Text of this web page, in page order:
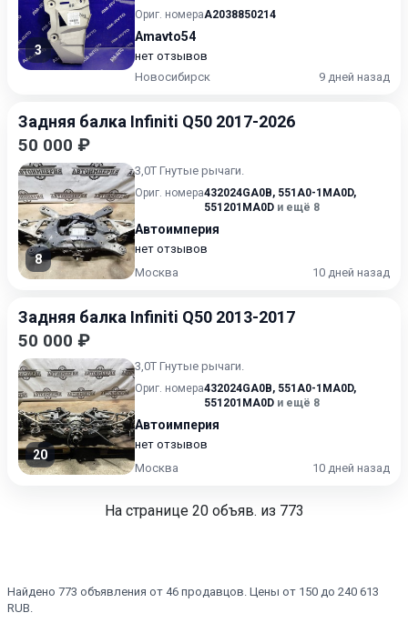
3
поколение, (03.2000 - 02.2004)
Ориг. номераA2038850214
Amavto54
нет отзывов
Новосибирск
9 дней назад
Задняя балка Infiniti Q50 2017-2026
50 000 ₽
8
3,0Т Гнутые рычаги.
Ориг. номера432024GA0B, 551A0-1MA0D,
551201MA0D и ещё 8
Автоимперия
нет отзывов
Москва
10 дней назад
Задняя балка Infiniti Q50 2013-2017
50 000 ₽
20
3,0Т Гнутые рычаги.
Ориг. номера432024GA0B, 551A0-1MA0D,
551201MA0D и ещё 8
Автоимперия
нет отзывов
Москва
10 дней назад
На странице 20объяв. из 773
Найдено 773 объявления от 46 продавцов. Цены от 150 до 240 613
RUB.